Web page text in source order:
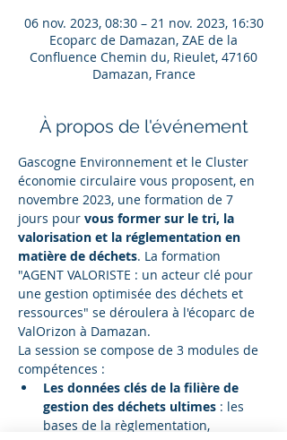
06 nov. 2023, 08:30 – 21 nov. 2023, 16:30
Ecoparc de Damazan, ZAE de la
Confluence Chemin du, Rieulet, 47160
Damazan, France
À propos de l'événement
Gascogne Environnement et le Cluster
économie circulaire vous proposent, en
novembre 2023, une formation de 7
jours pour vous former sur le tri, la
valorisation et la réglementation en
matière de déchets. La formation
"AGENT VALORISTE : un acteur clé pour
une gestion optimisée des déchets et
ressources" se déroulera à l'écoparc de
ValOrizon à Damazan.
La session se compose de 3 modules de
compétences :
Les données clés de la filière de
gestion des déchets ultimes : les
bases de la règlementation,